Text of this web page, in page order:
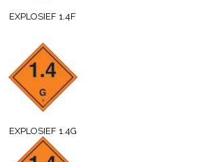
EXPLOSIEF 1.4F
EXPLOSIEF 1.4G